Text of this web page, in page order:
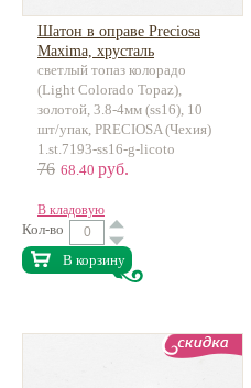
Шатон в оправе Preciosa
Maxima, хрусталь
светлый топаз колорадо
(Light Colorado Topaz),
золотой, 3.8-4мм (ss16), 10
шт/упак, PRECIOSA (Чехия)
1.st.7193-ss16-g-licoto
76 68.40 руб.
В кладовую
Кол-во
В корзину